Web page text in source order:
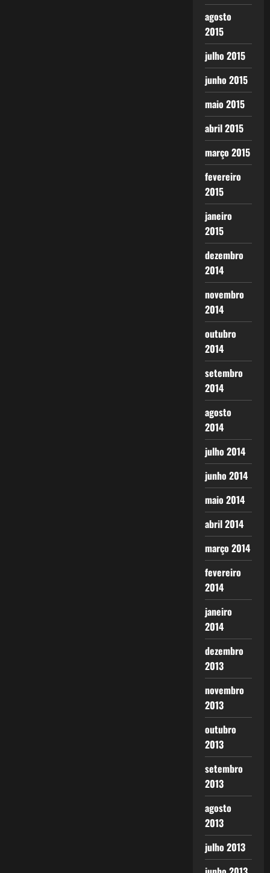
agosto
2015
julho 2015
junho 2015
maio 2015
abril 2015
março 2015
fevereiro
2015
janeiro
2015
dezembro
2014
novembro
2014
outubro
2014
setembro
2014
agosto
2014
julho 2014
junho 2014
maio 2014
abril 2014
março 2014
fevereiro
2014
janeiro
2014
dezembro
2013
novembro
2013
outubro
2013
setembro
2013
agosto
2013
julho 2013